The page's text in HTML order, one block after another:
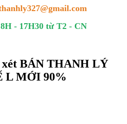
- 17H30 từ T2 - CN
BÁN THANH LÝ
L MỚI 90%